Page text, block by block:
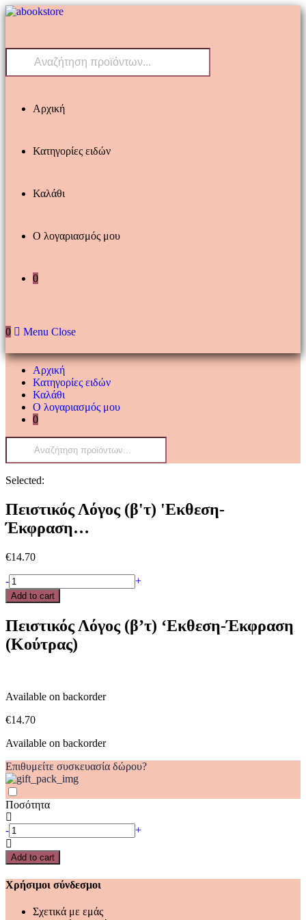
Skip
Products
Αρχική
Κατηγορίες ειδών
Καλάθι
Ο λογαριασμός μου
0
0 Menu Close
Αρχική
Κατηγορίες ειδών
Καλάθι
Ο λογαριασμός μου
0
Products
Selected:
Πειστικός Λόγος (β'τ) 'Εκθεση-
Έκφραση…
€14.70
Πειστικός
Λόγος
(β'τ)
Έκφραση
(Κούτρας)
quantity
- +
Add to cart
Πειστικός Λόγος (β’τ) ‘Εκθεση-Έκφραση
(Κούτρας)
Available on backorder
€14.70
Available on backorder
Επιθυμείτε συσκευασία δώρου?
Ποσότητα
Πειστικός
Λόγος
(β'τ)
'Εκθεση-
Έκφραση
(Κούτρας)
- +
Add to cart
Χρήσιμοι σύνδεσμοι
Σχετικά με εμάς